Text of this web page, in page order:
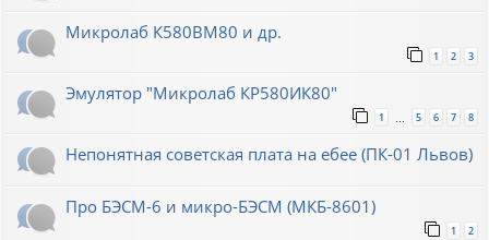
Микролаб К580ВМ80 и др.
1 2 3
Эмулятор "Микролаб КР580ИК80"
1 … 5 6 7 8
Непонятная советская плата на ебее (ПК-01 Львов)
Про БЭСМ-6 и микро-БЭСМ (МКБ-8601)
1 2